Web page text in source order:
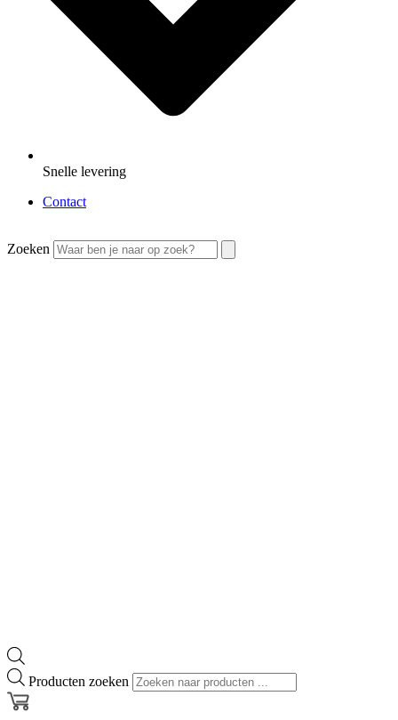
Snelle levering
Contact
Zoeken
Producten zoeken